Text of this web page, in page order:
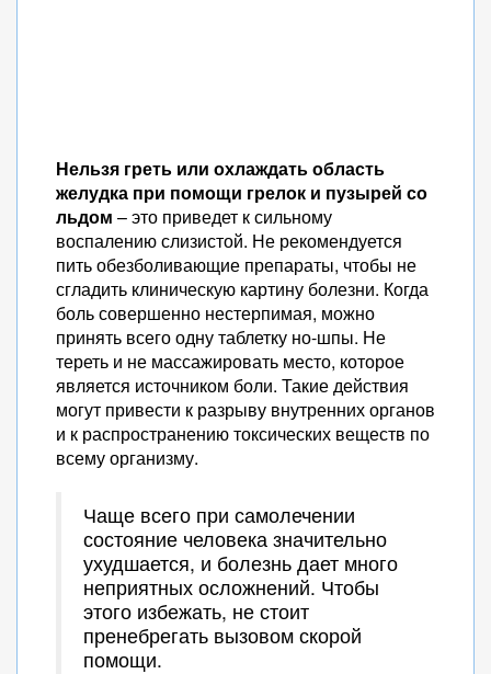
Нельзя греть или охлаждать область
желудка при помощи грелок и пузырей со
льдом – это приведет к сильному
воспалению слизистой. Не рекомендуется
пить обезболивающие препараты, чтобы не
сгладить клиническую картину болезни. Когда
боль совершенно нестерпимая, можно
принять всего одну таблетку но-шпы. Не
тереть и не массажировать место, которое
является источником боли. Такие действия
могут привести к разрыву внутренних органов
и к распространению токсических веществ по
всему организму.
Чаще всего при самолечении
состояние человека значительно
ухудшается, и болезнь дает много
неприятных осложнений. Чтобы
этого избежать, не стоит
пренебрегать вызовом скорой
помощи.